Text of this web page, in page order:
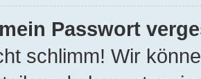
Passwort
schlimm! Wir